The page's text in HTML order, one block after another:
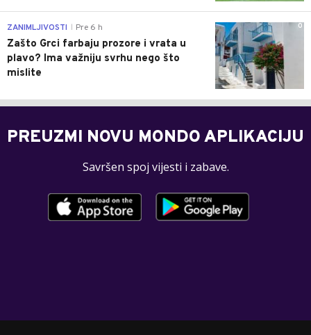
0
ZANIMLJIVOSTI Pre 6 h
Zašto Grci farbaju prozore i vrata u
plavo? Ima važniju svrhu nego što
mislite
PREUZMI NOVU MONDO APLIKACIJU
Savršen spoj vijesti i zabave.